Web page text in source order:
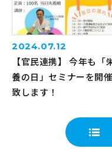
2024.07.12
【官民連携】 今年も「
養の日」セミナーを開催
致します！